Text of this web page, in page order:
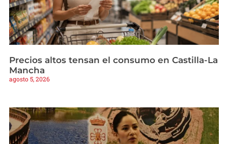
Precios altos tensan el consumo en Castilla-La
Mancha
agosto 5, 2026